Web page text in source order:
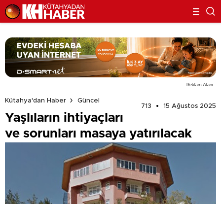
Reklam Alanı
Kütahya'dan Haber
Güncel
713
15 Ağustos 2025
Yaşlıların ihtiyaçları
ve sorunları masaya yatırılacak